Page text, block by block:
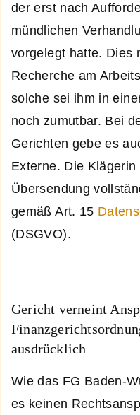
der erst nach
mündlichen
vorgelegt hatte. Dies
Recherche am
solche sei ihm in
noch zumutbar. Bei
Gerichten gebe es
Externe. Die
Übersendung
gemäß Art. 15
(DSGVO).
Gericht verneint
ausdrücklich
Wie das FG Baden-
es keinen